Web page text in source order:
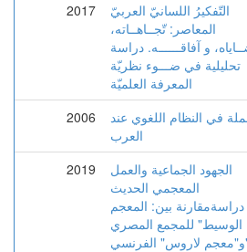
2017
التّفكيرُ اللسانيّ العربيّ
المعاصر: تّجــاهــاته،
و آفاقــــــه. دراسة
تحليلية في ضـــوء نظريّة
المعرفة العلميّة
2006
في النظام اللغوي عند
العرب
2019
الجهود الجماعية والعمل
المعجمي الحديث
دراسةمقارنة بين: المعجم
الوسيط" للمجمع المصري